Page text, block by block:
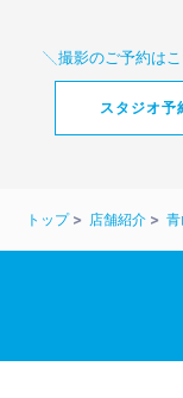
撮影のご予約は
スタジオ予
トップ 店舗紹介